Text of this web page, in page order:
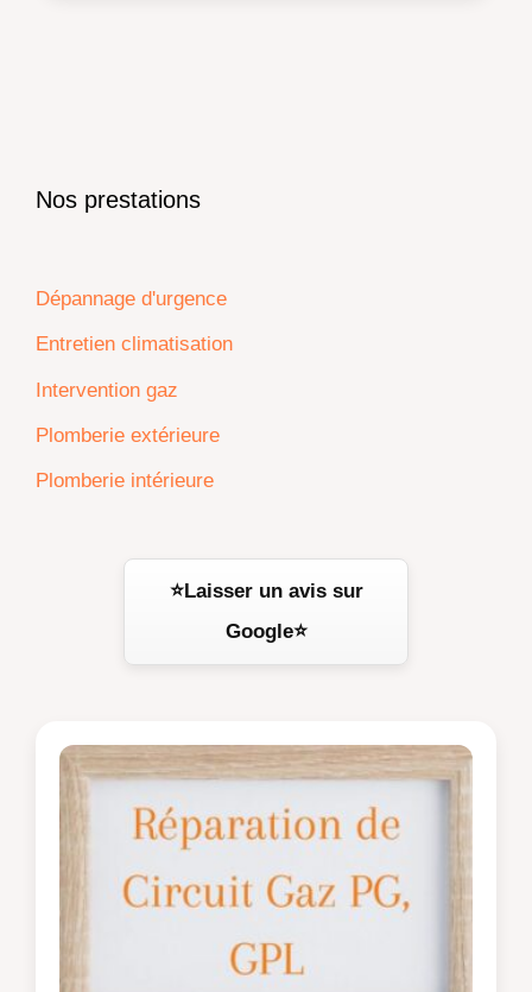
Nos prestations
Dépannage d'urgence
Entretien climatisation
Intervention gaz
Plomberie extérieure
Plomberie intérieure
⭐Laisser un avis sur
Google⭐